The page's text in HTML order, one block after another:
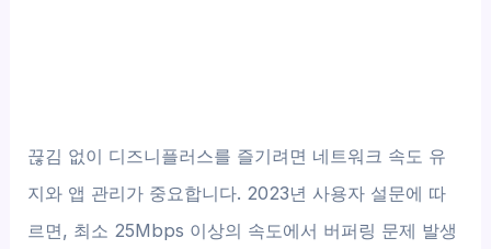
끊김 없이 디즈니플러스를 즐기려면 네트워크 속도 유
지와 앱 관리가 중요합니다. 2023년 사용자 설문에 따
르면, 최소 25Mbps 이상의 속도에서 버퍼링 문제 발생